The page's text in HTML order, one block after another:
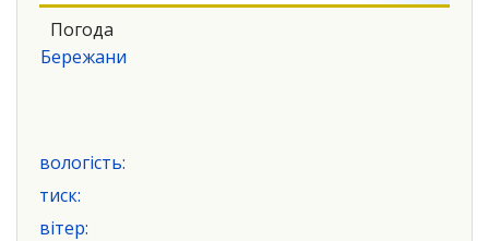
Погода
Бережани
вологість:
тиск:
вітер: